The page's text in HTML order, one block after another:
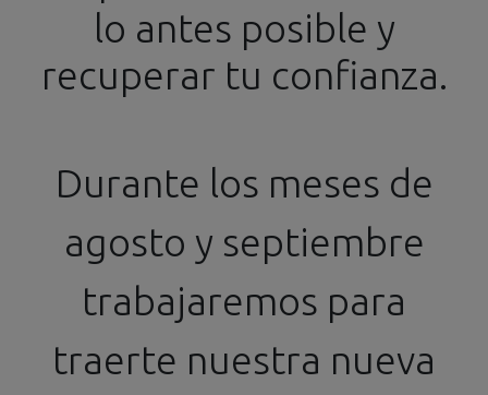
Distribuidor Oficial
info@ssgproducts.com
+34 644 54 77 87
Horario de 16h a 20h
Ford Escort Monte Carlo Winner 94
lo antes posible y
recuperar tu confianza.
Durante los meses de
agosto y septiembre
trabajaremos para
traerte nuestra nueva